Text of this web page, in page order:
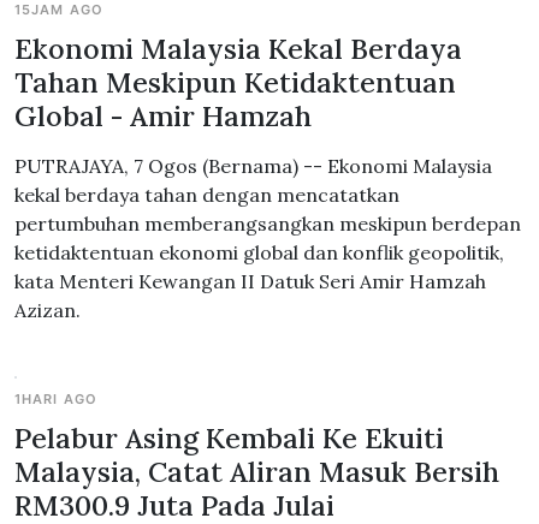
15JAM AGO
Ekonomi Malaysia Kekal Berdaya
Tahan Meskipun Ketidaktentuan
Global - Amir Hamzah
PUTRAJAYA, 7 Ogos (Bernama) -- Ekonomi Malaysia
kekal berdaya tahan dengan mencatatkan
pertumbuhan memberangsangkan meskipun berdepan
ketidaktentuan ekonomi global dan konflik geopolitik,
kata Menteri Kewangan II Datuk Seri Amir Hamzah
Azizan.
1HARI AGO
Pelabur Asing Kembali Ke Ekuiti
Malaysia, Catat Aliran Masuk Bersih
RM300.9 Juta Pada Julai